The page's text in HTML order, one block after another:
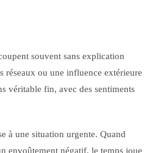
souvent sans explication
réseaux ou une influence extérieure
véritable fin, avec des sentiments
à une situation urgente. Quand
envoûtement négatif, le temps joue